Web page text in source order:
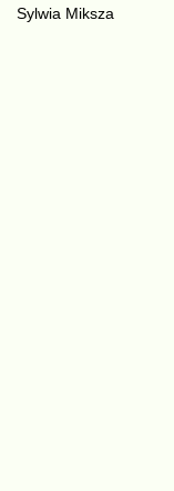
Sylwia Miksza